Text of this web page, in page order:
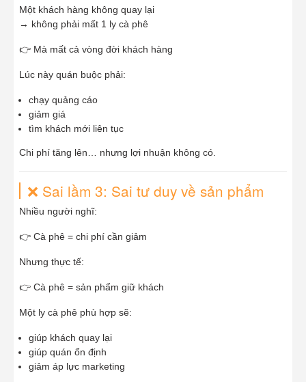
Một khách hàng không quay lại
→ không phải mất 1 ly cà phê
👉 Mà mất cả vòng đời khách hàng
Lúc này quán buộc phải:
chạy quảng cáo
giảm giá
tìm khách mới liên tục
Chi phí tăng lên… nhưng lợi nhuận không có.
❌ Sai lầm 3: Sai tư duy về sản phẩm
Nhiều người nghĩ:
👉 Cà phê = chi phí cần giảm
Nhưng thực tế:
👉 Cà phê = sản phẩm giữ khách
Một ly cà phê phù hợp sẽ:
giúp khách quay lại
giúp quán ổn định
giảm áp lực marketing